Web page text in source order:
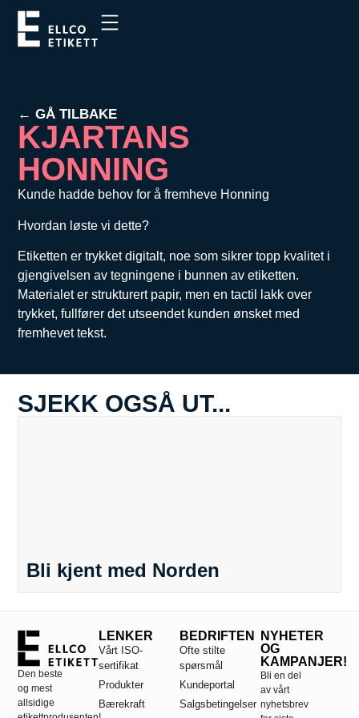
← GÅ TILBAKE
KJARTANS
HONNING
Kunde hadde behov for å fremheve Honning
Hvordan løste vi dette?
Etiketten er trykket digitalt, noe som sikrer topp kvalitet i
gjengivelsen av tegningene i bunnen av etiketten.
Materialet er strukturert papir, men en tactil lakk over
trykket, fullfører det utseendet kunden ønsket med
fremhevet tekst.
SJEKK OGSÅ UT...
Bli kjent med Norden
Den beste
og mest
allsidige
LENKER
Vårt ISO-
sertifikat
Produkter
Bærekraft
BEDRIFTEN
Ofte stilte
spørsmål
Kundeportal
Salgsbetingelser
NYHETER
OG
KAMPANJER!
Bli en del
av vårt
nyhetsbrev